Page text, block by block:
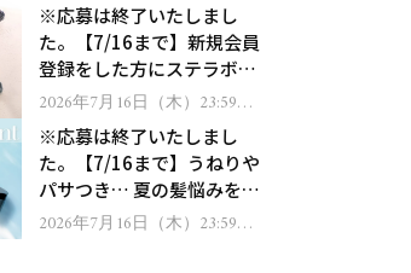
※応募は終了いたしまし
た。【7/16まで】新規会員
登録をした方にステラボー
テのシャインリバース ヘア
ゼント！
2026年7月16日（木）23:59ま
※応募は終了いたしまし
た。【7/16まで】うねりや
パサつき… 夏の髪悩みを解
消するヘアケアアイテムを
2026年7月16日（木）23:59ま